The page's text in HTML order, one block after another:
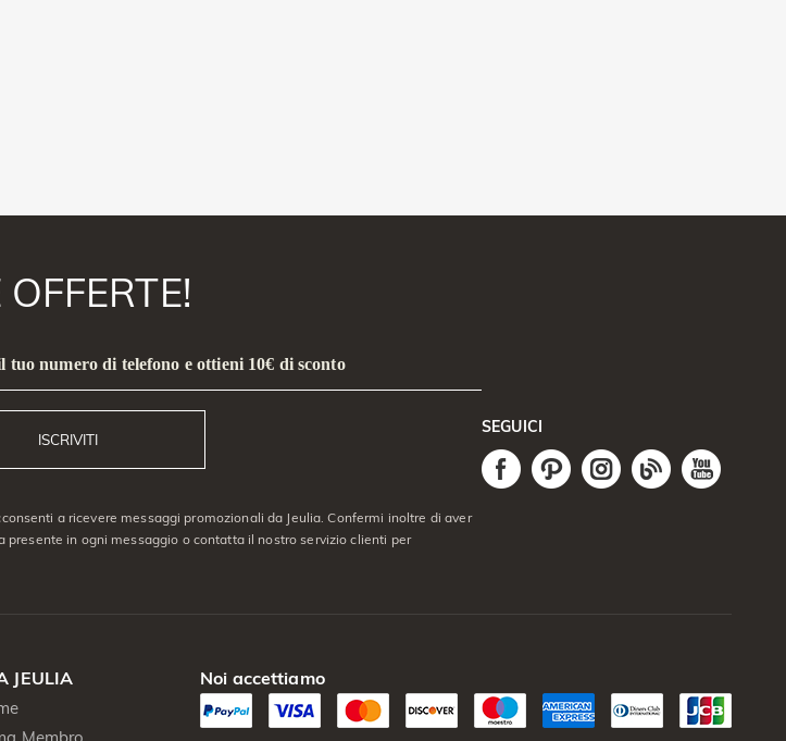
tuo numero di telefono e ottieni 10€ di sconto
ISCRIVITI
a ricevere messaggi promozionali da Jeulia. Confermi inoltre di aver
presente in ogni messaggio o contatta il nostro servizio clienti per
SEGUICI
JEULIA
Membro
Noi accettiamo